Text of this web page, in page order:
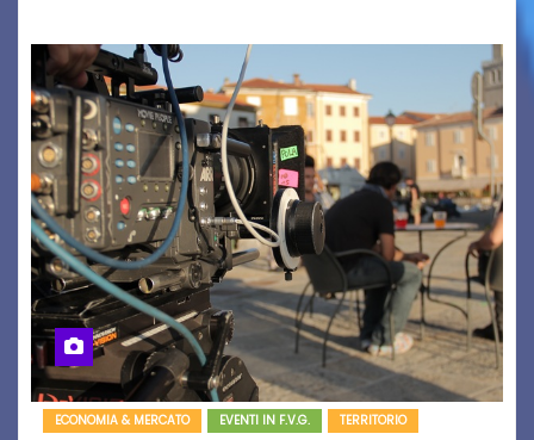
ECONOMIA & MERCATO EVENTI IN F.V.G. TERRITORIO